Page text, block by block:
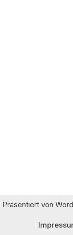
| Präsentiert von